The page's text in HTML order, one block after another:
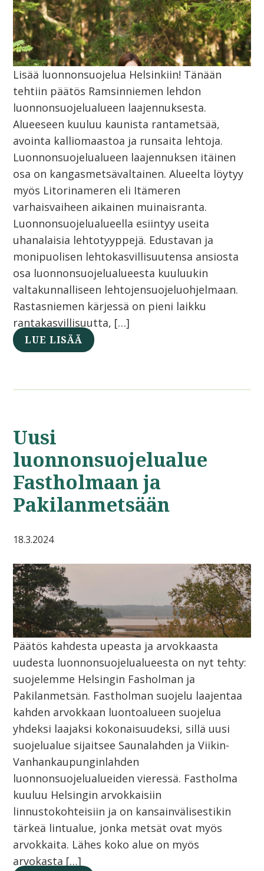
Lisää luonnonsuojelua Helsinkiin! Tänään
tehtiin päätös Ramsinniemen lehdon
luonnonsuojelualueen laajennuksesta.
Alueeseen kuuluu kaunista rantametsää,
avointa kalliomaastoa ja runsaita lehtoja.
Luonnonsuojelualueen laajennuksen itäinen
osa on kangasmetsävaltainen. Alueelta löytyy
myös Litorinameren eli Itämeren
varhaisvaiheen aikainen muinaisranta.
Luonnonsuojelualueella esiintyy useita
uhanalaisia lehtotyyppejä. Edustavan ja
monipuolisen lehtokasvillisuutensa ansiosta
osa luonnonsuojelualueesta kuuluukin
valtakunnalliseen lehtojensuojeluohjelmaan.
Rastasniemen kärjessä on pieni laikku
rantakasvillisuutta, […]
LUE LISÄÄ
Uusi
luonnonsuojelualue
Fastholmaan ja
Pakilanmetsään
18.3.2024
Päätös kahdesta upeasta ja arvokkaasta
uudesta luonnonsuojelualueesta on nyt tehty:
suojelemme Helsingin Fasholman ja
Pakilanmetsän. Fastholman suojelu laajentaa
kahden arvokkaan luontoalueen suojelua
yhdeksi laajaksi kokonaisuudeksi, sillä uusi
suojelualue sijaitsee Saunalahden ja Viikin-
Vanhankaupunginlahden
luonnonsuojelualueiden vieressä. Fastholma
kuuluu Helsingin arvokkaisiin
linnustokohteisiin ja on kansainvälisestikin
tärkeä lintualue, jonka metsät ovat myös
arvokkaita. Lähes koko alue on myös
arvokasta […]